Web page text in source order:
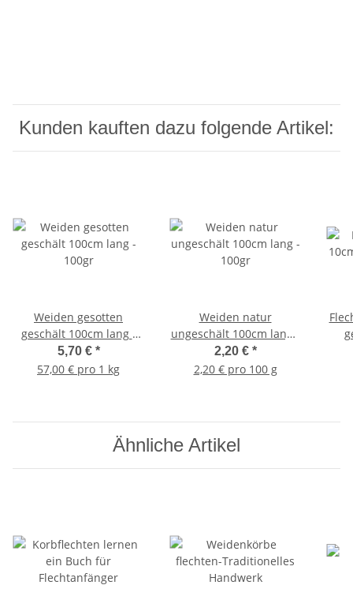
Kunden kauften dazu folgende Artikel:
Weiden gesotten
geschält 100cm lang -
100gr
5,70 € *
57,00 € pro 1 kg
Weiden natur
ungeschält 100cm lang -
100gr
2,20 € *
2,20 € pro 100 g
Ähnliche Artikel